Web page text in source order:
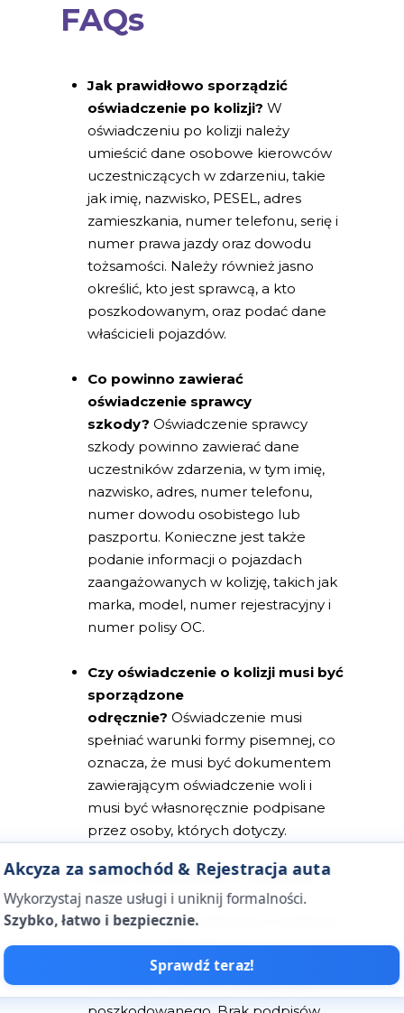
Akcyza za samochód & Rejestracja auta
Wykorzystaj nasze usługi i uniknij formalności.
Szybko, łatwo i bezpiecznie.
Sprawdź teraz!
FAQs
Jak prawidłowo sporządzić
oświadczenie po kolizji? W
oświadczeniu po kolizji należy
umieścić dane osobowe kierowców
uczestniczących w zdarzeniu, takie
jak imię, nazwisko, PESEL, adres
zamieszkania, numer telefonu, serię i
numer prawa jazdy oraz dowodu
tożsamości. Należy również jasno
określić, kto jest sprawcą, a kto
poszkodowanym, oraz podać dane
właścicieli pojazdów.
Co powinno zawierać
oświadczenie sprawcy
szkody? Oświadczenie sprawcy
szkody powinno zawierać dane
uczestników zdarzenia, w tym imię,
nazwisko, adres, numer telefonu,
numer dowodu osobistego lub
paszportu. Konieczne jest także
podanie informacji o pojazdach
zaangażowanych w kolizję, takich jak
marka, model, numer rejestracyjny i
numer polisy OC.
Czy oświadczenie o kolizji musi być
sporządzone
odręcznie? Oświadczenie musi
spełniać warunki formy pisemnej, co
oznacza, że musi być dokumentem
zawierającym oświadczenie woli i
musi być własnoręcznie podpisane
przez osoby, których dotyczy.
Kiedy oświadczenie o kolizji jest
uznawane za
nieważne?Oświadczenie o kolizji jest
nieważne, jeśli brakuje w nim
czytelnych podpisów uczestników
zdarzenia - zarówno sprawcy, jak i